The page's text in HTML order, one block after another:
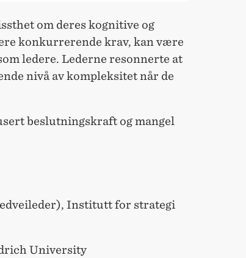
om deres kognitive og
konkurrerende krav, kan være
ledere. Lederne resonnerte at
nivå av kompleksitet når de
beslutningskraft og mangel
Institutt for strategi
University